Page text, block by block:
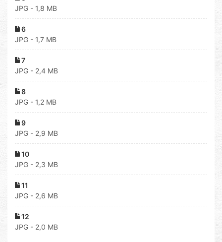
JPG - 1,8 MB
6
JPG - 1,7 MB
7
JPG - 2,4 MB
8
JPG - 1,2 MB
9
JPG - 2,9 MB
10
JPG - 2,3 MB
11
JPG - 2,6 MB
12
JPG - 2,0 MB